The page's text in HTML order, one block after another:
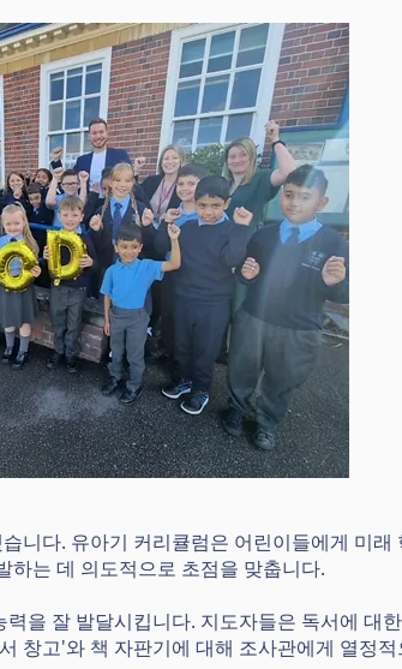
니다. 유아기 커리큘럼은 어린이들에게 미래
하는 데 의도적으로 초점을 맞춥니다.
을 잘 발달시킵니다. 지도자들은 독서에 대
창고'와 책 자판기에 대해 조사관에게 열정